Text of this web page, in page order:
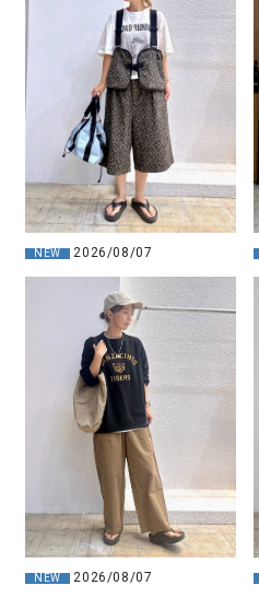
NEW 2026/08/07
NEW 2026/08/07